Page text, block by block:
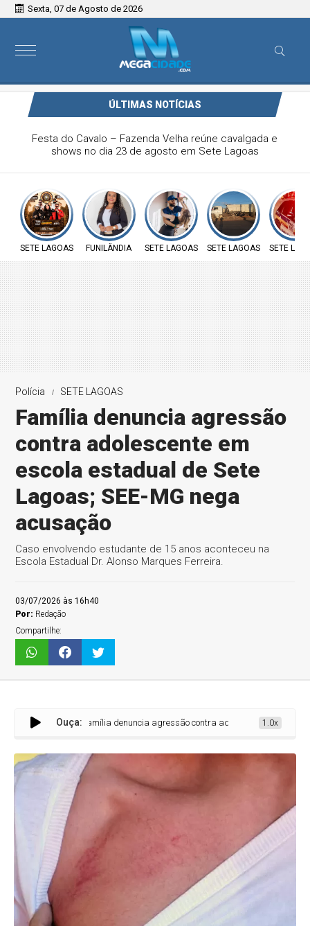
Sexta, 07 de Agosto de 2026
ÚLTIMAS NOTÍCIAS
Vereadora Carol Moura apresenta requerimento na defesa
sobre insalubridade aos servidores públicos e ao direito à
SETE LAGOAS FUNILÂNDIA SETE LAGOAS SETE LAGOAS SETE
Polícia SETE LAGOAS
Família denuncia agressão
contra adolescente em
escola estadual de Sete
Lagoas; SEE-MG nega
acusação
Caso envolvendo estudante de 15 anos aconteceu na
Escola Estadual Dr. Alonso Marques Ferreira.
03/07/2026 às 16h40
Por: Redação
Compartilhe:
Ouça:
Família denuncia agressão contra adolescente em escola estadual de
1.0x